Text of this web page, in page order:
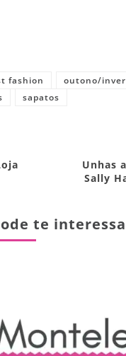
fashion
outono/
sapatos
Unhas
Sally
te